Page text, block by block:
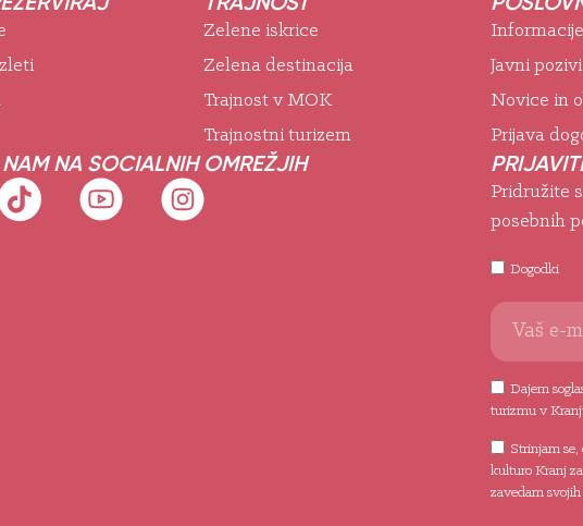
Zelene iskrice
Zelena destinacija
Trajnost v MOK
Trajnostni turizem
Javni
Novice in
Prijava
NAM NA SOCIALNIH OMREŽJIH
Pridružite
posebnih
Dogodki
Dajem
turizmu v
Strinjam se,
kulturo Kranj
zavedam